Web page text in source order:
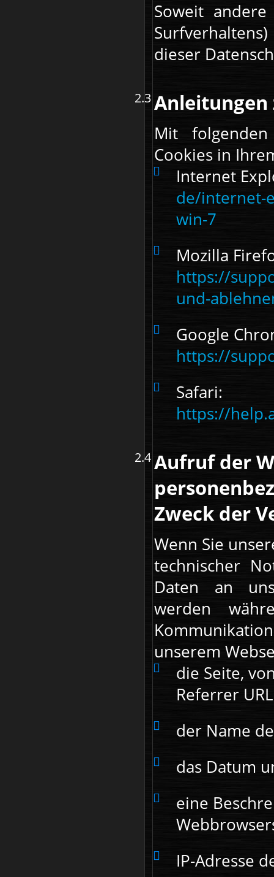
Soweit
dieser
Anleitungen
Mit
Cookies in
Internet
de/internet-
win-7
Mozilla
https://
und-
Google
https://
Safari:
https://
Aufruf der
Zweck der
Wenn Sie
technischer
Daten an
werden
unserem
die Seite,
Referrer URL
der Name
das Datum
eine
IP-Adresse